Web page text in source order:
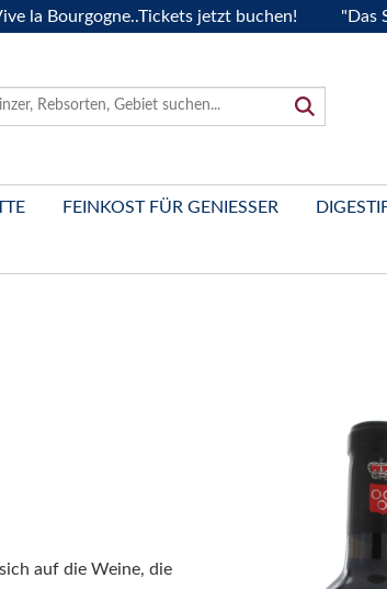
Bourgogne..Tickets jetzt buchen! "Das
FEINKOST FÜR GENIESSER
auf die Weine, die